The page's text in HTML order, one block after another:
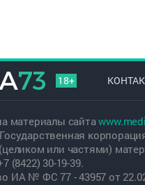
18+
материалы сайта
или частями)
(8422) 30-19-39.
ИА № ФС 77 - 43957 от